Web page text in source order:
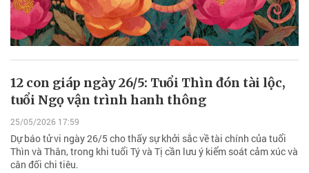
12 con giáp ngày 26/5: Tuổi Thìn đón tài lộc,
tuổi Ngọ vận trình hanh thông
25/05/2026 17:59
Dự báo tử vi ngày 26/5 cho thấy sự khởi sắc về tài chính của tuổi
Thìn và Thân, trong khi tuổi Tý và Tị cần lưu ý kiểm soát cảm xúc và
cân đối chi tiêu.